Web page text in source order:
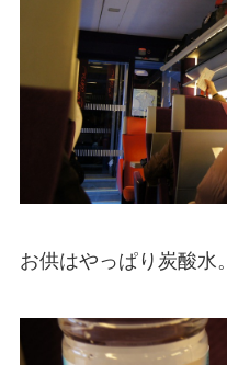
お供はやっぱり炭酸水。